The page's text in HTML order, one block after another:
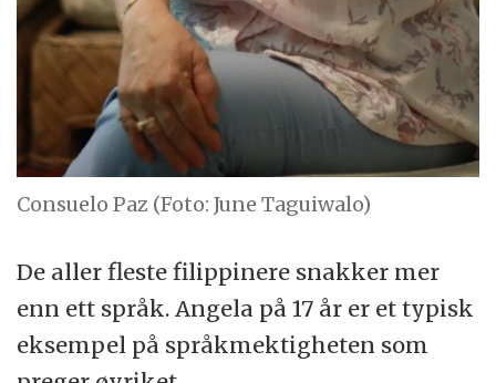
Consuelo Paz (Foto: June Taguiwalo)
De aller fleste filippinere snakker mer
enn ett språk. Angela på 17 år er et typisk
eksempel på språkmektigheten som